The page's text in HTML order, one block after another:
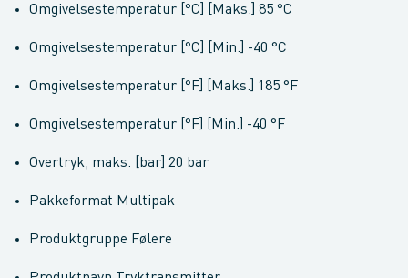
Omgivelsestemperatur [°C] [Maks.] 85 °C
Omgivelsestemperatur [°C] [Min.] -40 °C
Omgivelsestemperatur [°F] [Maks.] 185 °F
Omgivelsestemperatur [°F] [Min.] -40 °F
Overtryk, maks. [bar] 20 bar
Pakkeformat Multipak
Produktgruppe Følere